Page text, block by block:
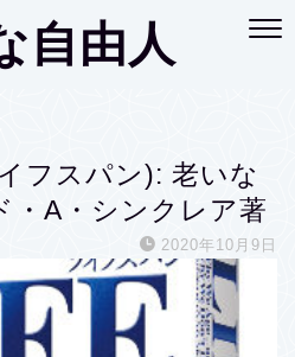
自由人
フスパン): 老いな
・A・シンクレア著
2020年10月9日